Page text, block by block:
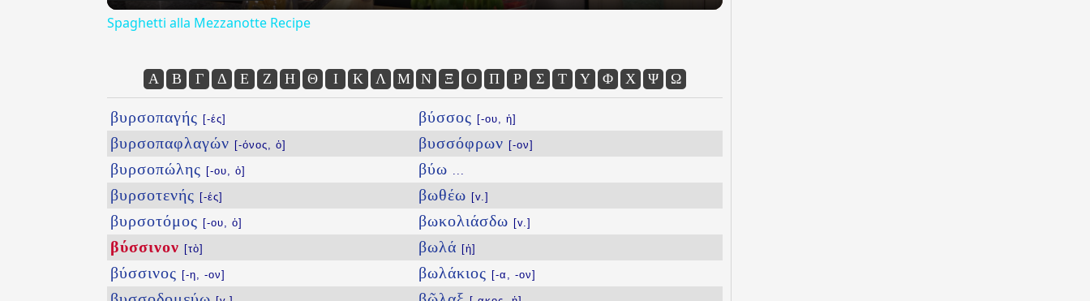
Spaghetti alla Mezzanotte Recipe
Α Β Γ Δ Ε Ζ Η Θ Ι Κ Λ Μ Ν Ξ Ο Π Ρ Σ Τ Υ Φ Χ Ψ Ω
βυρσοπαγής [-ές]
βυρσοπαφλαγών [-όνος, ὁ]
βυρσοπώλης [-ου, ὁ]
βυρσοτενής [-ές]
βυρσοτόμος [-ου, ὁ]
βύσσινον [τὸ]
βύσσινος [-η, -ον]
βύσσος [-ου, ἡ]
βυσσόφρων [-ον]
βύω
βωθέω [v.]
βωκολιάσδω [v.]
βωλά [ἡ]
βωλάκιος [-α, -ον]